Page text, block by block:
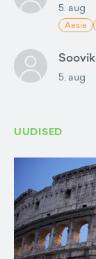
5. aug
Aasia
5. aug
UUDISED